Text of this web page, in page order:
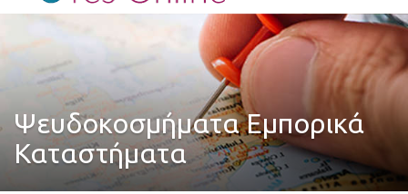
Ψευδοκοσμήματα Εμπορικά
Καταστήματα